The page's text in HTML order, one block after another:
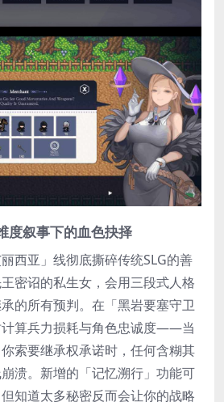
度叙事下的血色抉择
西亚」线彻底撕碎传统SLG的善
密诏的私生女，会用三段式人格
的所有预判。在「黑岩要塞守卫
算兵力损耗与角色忠诚度——当
索要继承权承诺时，任何含糊其
溃。新增的「记忆溯行」功能可
知道太多秘密反而会让你的战略